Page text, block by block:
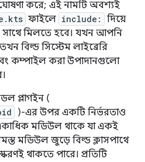
করে; এই নামটি অবশ্যই
ফাইলে include:
দিয়ে
সাথে মিলতে হবে। যখন আপনি
বিল্ড সিস্টেম লাইব্রেরি
কম্পাইল করা উপাদানগুলো
প্লাগইন (
)-এর উপর একটি নির্ভরতাও
মডিউল থাকে যা একই
মডিউল জুড়ে বিল্ড ক্লাসপাথে
থাকতে পারে। প্রতিটি